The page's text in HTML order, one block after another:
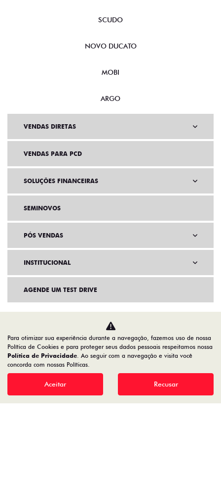
SCUDO
NOVO DUCATO
MOBI
ARGO
VENDAS DIRETAS
VENDAS PARA PCD
SOLUÇÕES FINANCEIRAS
SEMINOVOS
PÓS VENDAS
INSTITUCIONAL
AGENDE UM TEST DRIVE
Para otimizar sua experiência durante a navegação, fazemos uso de nossa
Política de Cookies e para proteger seus dados pessoais respeitamos nossa
Política de Privacidade. Ao seguir com a navegação e visita você
concorda com nossas Políticas.
Aceitar Recusar